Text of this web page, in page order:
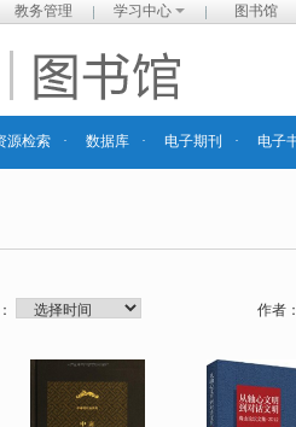
教务管理 学习中心 图书馆
电子
电子期刊 ·
数据库 ·
源检索 ·
作者